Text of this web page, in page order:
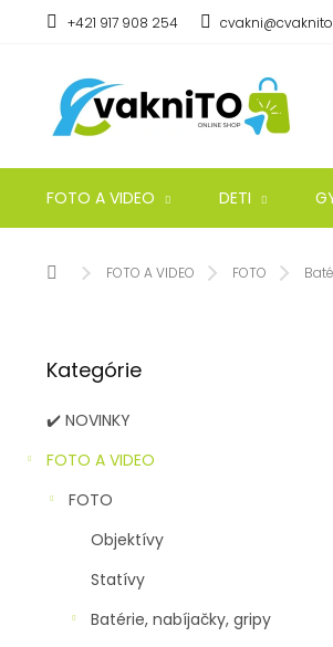
+421 917 908 254
FOTO A VIDEO DETI
DomovFOTO A VIDEO FOTO
č
ý
p
a
n
kategórie
Kategórie
✔️ NOVINKY
FOTO A VIDEO
FOTO
Objektívy
Statívy
Batérie, nabíjačky, gripy